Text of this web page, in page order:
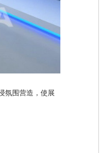
氛围营造，使展